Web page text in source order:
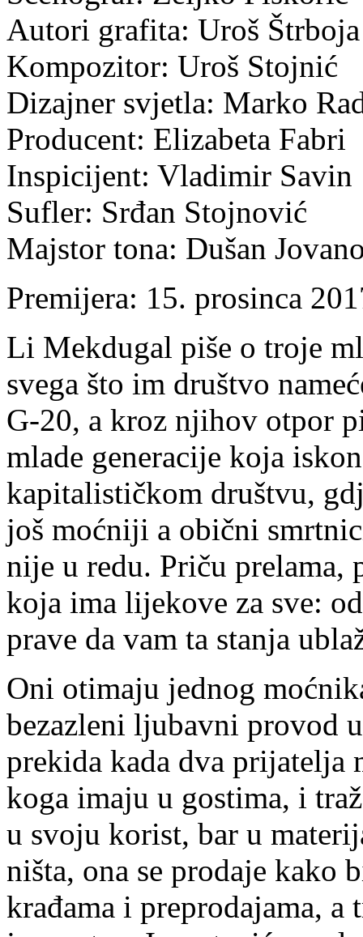
Autori grafita: Uroš
Kompozitor: Uroš Stojnić
Dizajner svjetla: Marko
Producent: Elizabeta Fabri
Inspicijent: Vladimir Savin
Sufler: Srđan Stojnović
Majstor tona: Dušan
Premijera: 15. prosinca
Li Mekdugal piše o troje
svega što im društvo
G-20, a kroz njihov otpor
mlade generacije koja
kapitalističkom društvu,
još moćniji a obični
nije u redu. Priču prelama,
koja ima lijekove za sve:
prave da vam ta stanja
Oni otimaju jednog
bezazleni ljubavni provod
prekida kada dva prijatelja
koga imaju u gostima, i
u svoju korist, bar u
ništa, ona se prodaje kako
krađama i preprodajama,